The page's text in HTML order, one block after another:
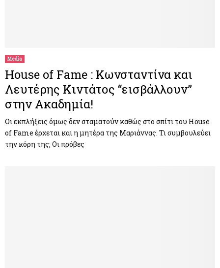
Media
House of Fame : Κωνσταντίνα και
Λευτέρης Κιντάτος “εισβάλλουν”
στην Ακαδημία!
Οι εκπλήξεις όμως δεν σταματούν καθώς στο σπίτι του House
of Fame έρχεται και η μητέρα της Μαριάννας. Τι συμβουλεύει
την κόρη της; Οι πρόβες